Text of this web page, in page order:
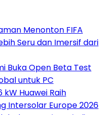
Menonton FIFA
Seru dan Imersif dari
Buka Open Beta Test
untuk PC
Huawei Raih
Intersolar Europe 2026